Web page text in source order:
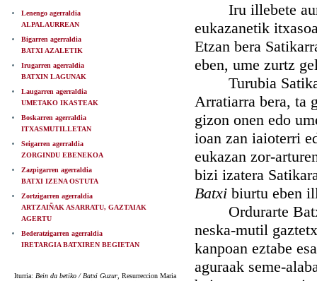
Lenengo agerraldia
ALPALAURREAN
Bigarren agerraldia
BATXI AZALETIK
Irugarren agerraldia
BATXIN LAGUNAK
Laugarren agerraldia
UMETAKO IKASTEAK
Boskarren agerraldia
ITXASMUTILLETAN
Seigarren agerraldia
ZORGINDU EBENEKOA
Zazpigarren agerraldia
BATXI IZENA OSTUTA
Zortzigarren agerraldia
ARTZAIÑAK ASARRATU, GAZTAIAK
AGERTU
Bederatzigarren agerraldia
IRETARGIA BATXIREN BEGIETAN
Iturria: Bein da betiko / Batxi Guzur , Resurreccion Maria
Iru illebete
eukazanetik
Etzan bera
eben, ume zurtz
Turubia
Arratiarra bera, ta
gizon onen edo
ioan zan iaioterri
eukazan zor-
bizi izatera
Batxi biurtu eben
Ordurarte
neska-mutil
kanpoan eztabe
aguraak seme-